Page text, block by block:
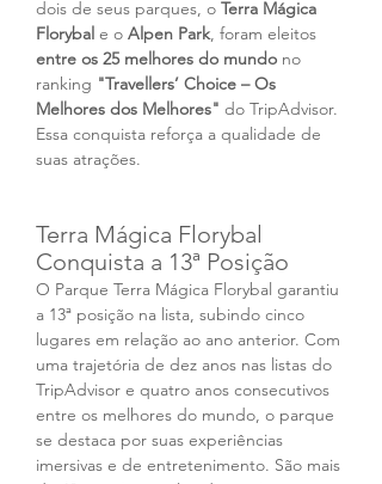
dois de seus parques, o Terra Mágica
Florybal e o Alpen Park, foram eleitos
entre os 25 melhores do mundo no
ranking "Travellers’ Choice – Os
Melhores dos Melhores" do TripAdvisor.
Essa conquista reforça a qualidade de
suas atrações.
Terra Mágica Florybal
Conquista a 13ª Posição
O Parque Terra Mágica Florybal garantiu
a 13ª posição na lista, subindo cinco
lugares em relação ao ano anterior. Com
uma trajetória de dez anos nas listas do
TripAdvisor e quatro anos consecutivos
entre os melhores do mundo, o parque
se destaca por suas experiências
imersivas e de entretenimento. São mais